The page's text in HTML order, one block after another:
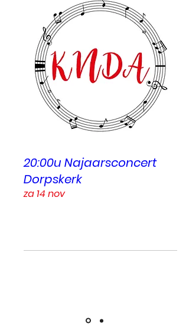
20:00u Najaarsconcert
Dorpskerk
za 14 nov